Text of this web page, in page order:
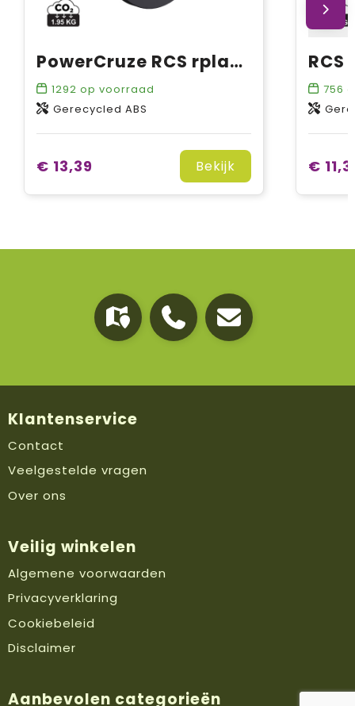
PowerCruze RCS rplastic magnetische autolader 15W
1292 op voorraad
Gerecycled ABS
€ 13,39 Bekijk
756
€
Klantenservice
Contact
Veelgestelde vragen
Over ons
Veilig winkelen
Algemene voorwaarden
Privacyverklaring
Cookiebeleid
Disclaimer
Aanbevolen categorieën